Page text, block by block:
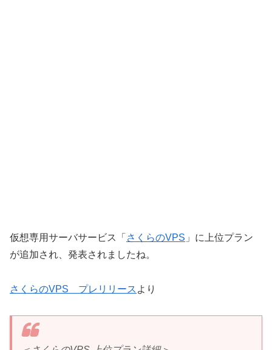
仮想専用サーバサービス「 さくらのVPS 」に上位プラン
が追加され、発表されましたね。
さくらのVPS プレリリース より